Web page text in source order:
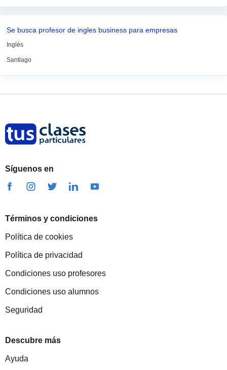
Se busca profesor de ingles business para empresas
Inglés
Santiago
Síguenos en
Términos y condiciones
Política de cookies
Política de privacidad
Condiciones uso profesores
Condiciones uso alumnos
Seguridad
Descubre más
Ayuda